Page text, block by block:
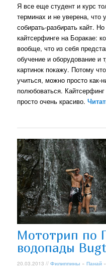
Я все еще студент и курс
терминах и не уверена, что
собирать-разбирать кайт.
кайтсерфинге на Боракае:
вообще, что из себя
обучение и оборудование
картинок покажу. Потому
учиться, можно просто как-
полюбоваться.
просто очень красиво.
Мототрип по
водопады
20.03.2013 //Филиппины »Панай